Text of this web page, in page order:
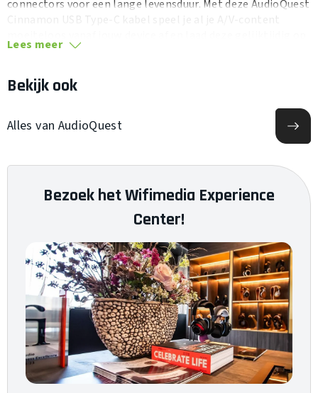
connectors voor een lange levensduur. Met deze AudioQuest
Cinnamon USB Type-C kabel speel je al je A/V-content
zonder dat dit ten koste gaat van de digitale performance.
Lees meer
Bekijk ook
Alles van AudioQuest
Bezoek het Wifimedia Experience
Center!